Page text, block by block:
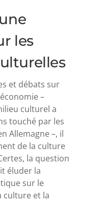
les
et débats sur
–
culturel a
touché par les
Allemagne –, il
de la culture
la question
éluder la
sur le
culture et la